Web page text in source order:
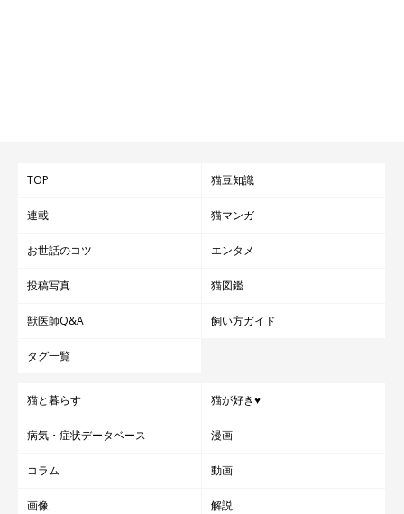
TOP 猫豆知識
連載 猫マンガ
お世話のコツ エンタメ
投稿写真 猫図鑑
獣医師Q&A 飼い方ガイド
タグ一覧
猫と暮らす 猫が好き♥
病気・症状データベース 漫画
コラム 動画
画像 解説